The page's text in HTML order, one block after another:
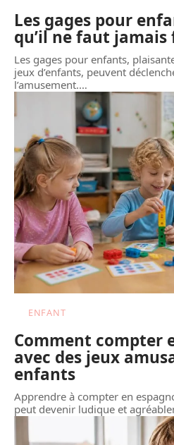
Les gages pour
qu’il ne faut jamais
Les gages pour enfants,
jeux d’enfants, peuvent
l’amusement.…
ENFANT
Comment compter
avec des jeux
enfants
Apprendre à compter en
peut devenir ludique et